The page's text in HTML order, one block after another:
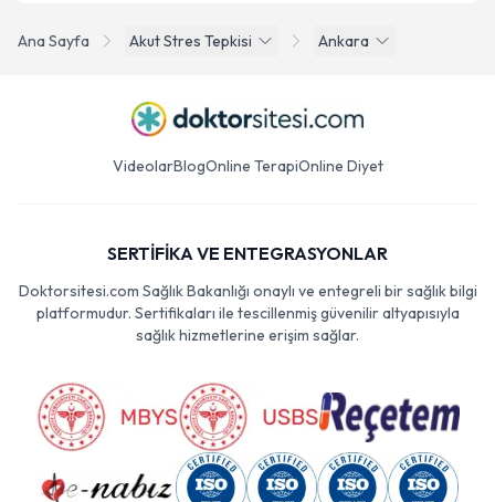
Ana Sayfa Akut Stres Tepkisi Ankara
VideolarBlogOnline TerapiOnline Diyet
SERTİFİKA VE ENTEGRASYONLAR
Doktorsitesi.com Sağlık Bakanlığı onaylı ve entegreli bir sağlık bilgi
platformudur. Sertifikaları ile tescillenmiş güvenilir altyapısıyla
sağlık hizmetlerine erişim sağlar.